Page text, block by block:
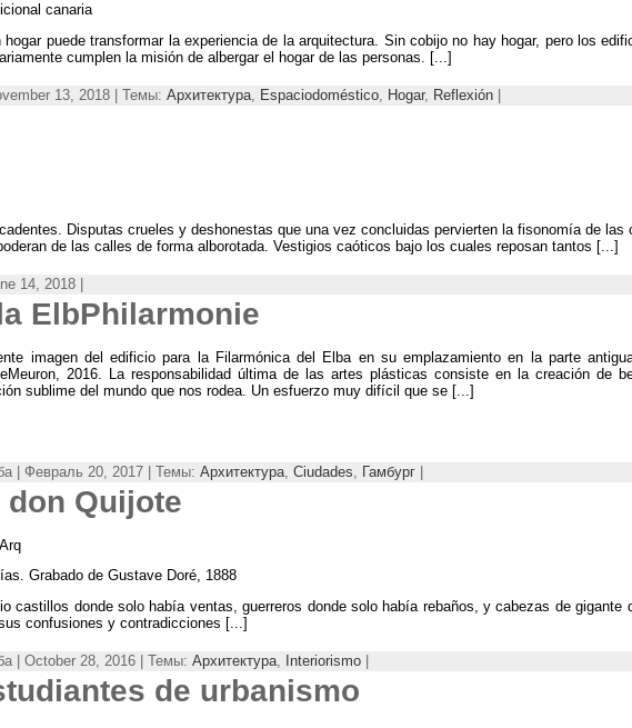
canaria
puede transformar la experiencia de la arquitectura. Sin cobijo no hay hogar, pero los
cumplen la misión de albergar el hogar de las personas. [...]
13, 2018 | Темы: Архитектура Espaciodoméstico Hogar, Reflexión
Disputas crueles y deshonestas que una vez concluidas pervierten la fisonomía de las
de las calles de forma alborotada. Vestigios caóticos bajo los cuales reposan tantos [...]
14, 2018 |
ElbPhilarmonie
imagen del edificio para la Filarmónica del Elba en su emplazamiento en la parte
, 2016. La responsabilidad última de las artes plásticas consiste en la creación de
sublime del mundo que nos rodea Un esfuerzo muy difícil que se [...]
| Февраль 20, 2017 | Темы: Архитектура Ciudades Гамбург
Quijote
. Grabado de Gustave Doré, 1888
castillos donde solo había ventas,guerreros donde solo había rebaños, y cabezas de gigante
confusiones y contradicciones [...]
| October 28, 2016 | Темы: Архитектура Interiorismo
de urbanismo